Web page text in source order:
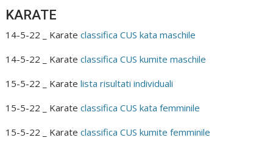
KARATE
14-5-22 _ Karateclassifica CUS kata maschile
14-5-22 _ Karateclassifica CUS kumite maschile
15-5-22 _ Karatelista risultati individuali
15-5-22 _ Karateclassifica CUS kata femminile
15-5-22 _ Karateclassifica CUS kumite femminile